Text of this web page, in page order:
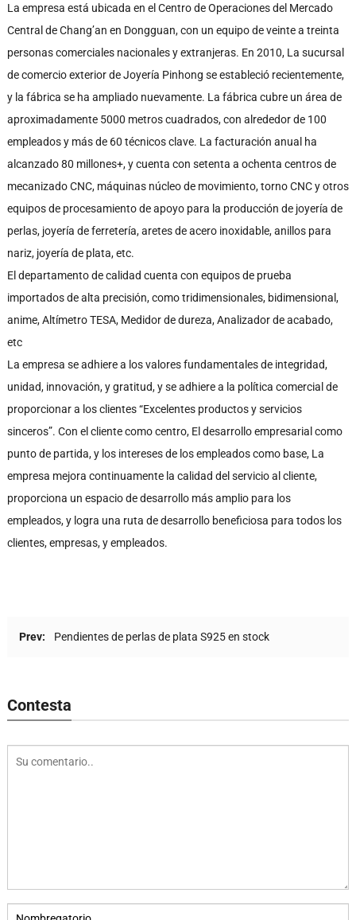
La empresa está ubicada en el Centro de Operaciones del Mercado
Central de Chang’an en Dongguan, con un equipo de veinte a treinta
personas comerciales nacionales y extranjeras. En 2010, La sucursal
de comercio exterior de Joyería Pinhong se estableció recientemente,
y la fábrica se ha ampliado nuevamente. La fábrica cubre un área de
aproximadamente 5000 metros cuadrados, con alrededor de 100
empleados y más de 60 técnicos clave. La facturación anual ha
alcanzado 80 millones+, y cuenta con setenta a ochenta centros de
mecanizado CNC, máquinas núcleo de movimiento, torno CNC y otros
equipos de procesamiento de apoyo para la producción de joyería de
perlas, joyería de ferretería, aretes de acero inoxidable, anillos para
nariz, joyería de plata, etc.
El departamento de calidad cuenta con equipos de prueba
importados de alta precisión, como tridimensionales, bidimensional,
anime, Altímetro TESA, Medidor de dureza, Analizador de acabado,
etc
La empresa se adhiere a los valores fundamentales de integridad,
unidad, innovación, y gratitud, y se adhiere a la política comercial de
proporcionar a los clientes “Excelentes productos y servicios
sinceros”. Con el cliente como centro, El desarrollo empresarial como
punto de partida, y los intereses de los empleados como base, La
empresa mejora continuamente la calidad del servicio al cliente,
proporciona un espacio de desarrollo más amplio para los
empleados, y logra una ruta de desarrollo beneficiosa para todos los
clientes, empresas, y empleados.
Prev: Pendientes de perlas de plata S925 en stock
Contesta